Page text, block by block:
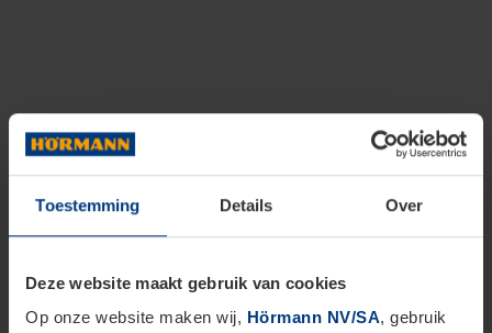
Toestemming Details Over
Deze website maakt gebruik van cookies
Op onze website maken wij, Hörmann NV/SA, gebruik